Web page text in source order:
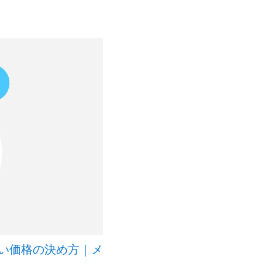
価格の決め方｜メ